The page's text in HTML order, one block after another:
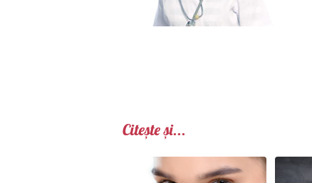
Citește și...